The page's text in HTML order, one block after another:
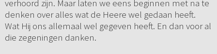
verhoord zijn. Maar laten we eens beginnen met na te
denken over alles wat de Heere wel gedaan heeft.
Wat Hij ons allemaal wel gegeven heeft. En dan voor al
die zegeningen danken.